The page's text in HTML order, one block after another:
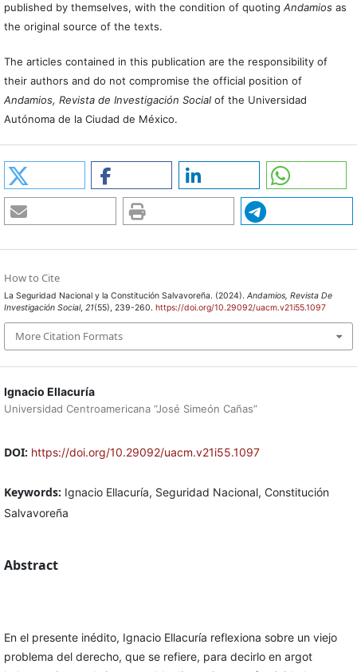
Ignacio Ellacuría
Universidad Centroamericana “José Simeón Cañas”
DOI: https://doi.org/10.29092/uacm.v21i55.1097
Keywords: Ignacio Ellacuría, Seguridad Nacional, Constitución
Salvavoreña
Abstract
En el presente inédito, Ignacio Ellacuría reflexiona sobre un viejo
problema del derecho, que se refiere, para decirlo en argot
published by themselves, with the condition of quoting Andamiosas
the original source of the texts.
The articles contained in this publication are the responsibility of
their authors and do not compromise the official position of
Andamios, Revista de Investigación Social of the Universidad
Autónoma de la Ciudad de México.
How to Cite
La Seguridad Nacional y la Constitución Salvavoreña. (2024). Andamios, Revista De
Investigación Social, 21(55), 239-260. https://doi.org/10.29092/uacm.v21i55.1097
More Citation Formats